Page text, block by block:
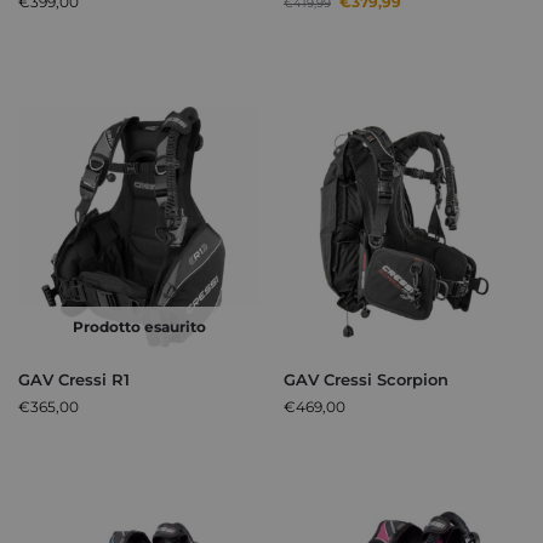
Prodotto esaurito
GAV Cressi R1
€365,00
GAV Cressi Scorpion
€469,00